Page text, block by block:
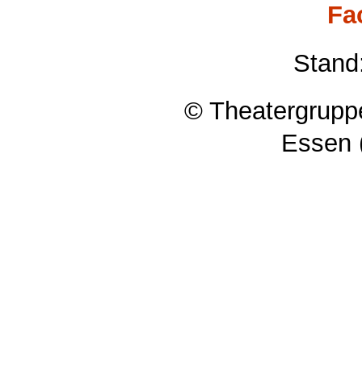
©
Essen